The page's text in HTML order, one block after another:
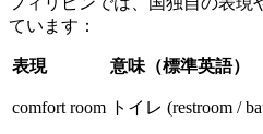
ています：
表現 意味（標準英語）
comfort room トイレ (restroom /